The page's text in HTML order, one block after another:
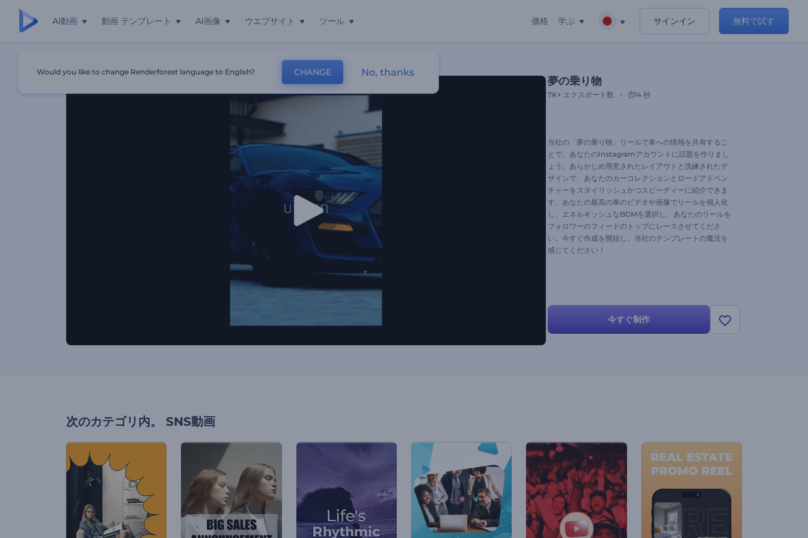
AI動画 動画 テンプレート AI画像 ウエブサイト ツール 価格 学ぶ サインイン 無料で試す
夢の乗り物
7K+ エクスポート数 14 秒
当社の「夢の乗り物」リールで車への情熱を共有するこ
とで、あなたのInstagramアカウントに話題を作りまし
ょう。あらかじめ用意されたレイアウトと洗練されたデ
ザインで、あなたのカーコレクションとロードアドベン
チャーをスタイリッシュかつスピーディーに紹介できま
す。あなたの最高の車のビデオや画像でリールを個人化
し、エネルギッシュなBGMを選択し、あなたのリールを
フォロワーのフィードのトップにレースさせてくださ
い。今すぐ作成を開始し、当社のテンプレートの魔法を
感じてください！
今すぐ制作
次のカテゴリ内。 SNS動画
Would you like to change Renderforest language to English? CHANGE No, thanks